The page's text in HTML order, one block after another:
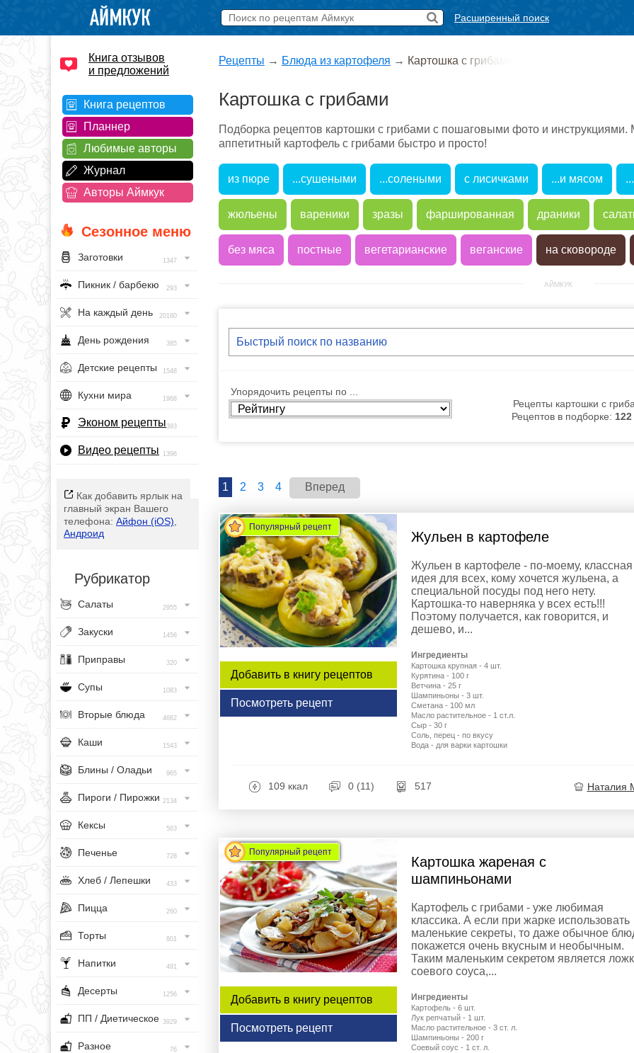
Расширенный поиск
Книга отзывов
и предложений
Книга рецептов
Планнер
Любимые авторы
Журнал
Авторы Аймкук
Сезонное меню
Заготовки 1347
Пикник / барбекю 293
На каждый день 20160
День рождения 385
Детские рецепты 1548
Кухни мира 1968
Эконом рецепты393
Видео рецепты 1396
Как добавить ярлык на
главный экран Вашего
телефона: Айфон (iOS)
Андроид
Рубрикатор
Салаты 2955
Закуски 1456
Приправы 320
Супы 1083
Вторые блюда 4682
Каши 1543
Блины / Оладьи 965
Пироги / Пирожки 2134
Кексы 563
Печенье 728
Хлеб / Лепешки 433
Пицца 260
Торты 801
Напитки 491
Десерты 1256
ПП / Диетическое 3929
Разное 76
Рецепты → Блюда из картофеля → Картошка с грибами
Картошка с грибами
Подборка рецептов картошки с грибами с пошаговыми фото и
аппетитный картофель с грибами быстро и просто!
из пюре ...сушеными ...солеными с лисичками ...и мясом
жюльены вареники зразы фаршированная драники
без мяса постные вегетарианские веганские на сковороде
АЙМКУК
Упорядочить рецепты по ...
Рецепты картошки с
Рецептов в подборке: 122
1 2 3 4 Вперед
Популярный рецепт
Добавить в книгу рецептов
Посмотреть рецепт
Жульен в картофеле
Жульен в картофеле - по-моему, классная
идея для всех, кому хочется жульена, а
специальной посуды под него нету.
Картошка-то наверняка у всех есть!!!
Поэтому получается, как говорится, и
дешево, и...
Ингредиенты
Картошка крупная - 4 шт.
Курятина - 100 г
Ветчина - 25 г
Шампиньоны - 3 шт.
Сметана - 100 мл
Масло растительное - 1 ст.л.
Сыр - 30 г
Соль, перец - по вкусу
Вода - для варки картошки
109 ккал 0 (11) 517 Наталия
Популярный рецепт
Добавить в книгу рецептов
Посмотреть рецепт
Картошка жареная с
шампиньонами
Картофель с грибами - уже любимая
классика. А если при жарке использовать
маленькие секреты, то даже обычное
покажется очень вкусным и необычным.
Таким маленьким секретом является
соевого соуса,...
Ингредиенты
Картофель - 6 шт.
Лук репчатый - 1 шт.
Масло растительное - 3 ст. л.
Шампиньоны - 200 г
Соевый соус - 1 ст. л.